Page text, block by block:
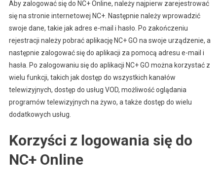
Aby zalogować się do NC+ Online, należy najpierw zarejestrować
się na stronie internetowej NC+. Następnie należy wprowadzić
swoje dane, takie jak adres e-mail i hasło. Po zakończeniu
rejestracji należy pobrać aplikację NC+ GO na swoje urządzenie, a
następnie zalogować się do aplikacji za pomocą adresu e-mail i
hasła. Po zalogowaniu się do aplikacji NC+ GO można korzystać z
wielu funkcji, takich jak dostęp do wszystkich kanałów
telewizyjnych, dostęp do usług VOD, możliwość oglądania
programów telewizyjnych na żywo, a także dostęp do wielu
dodatkowych usług.
Korzyści z logowania się do
NC+ Online